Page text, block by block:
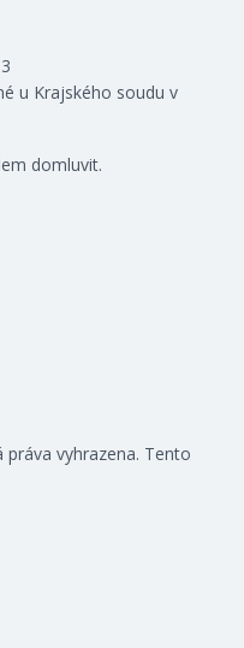
u Krajského soudu v
domluvit.
práva vyhrazena. Tento